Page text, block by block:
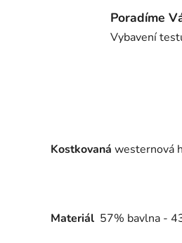
Poradíme
Vybavení
Kostkovaná westernová
Materiál 57% bavlna -